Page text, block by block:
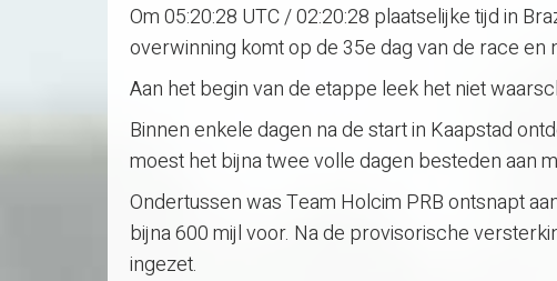
Om 05:20:28 UTC / 02:20:28 plaatselijke tijd in
overwinning komt op de 35e dag van de race
Aan het begin van de etappe leek het niet
Binnen enkele dagen na de start in Kaapstad
moest het bijna twee volle dagen besteden aan
Ondertussen was Team Holcim PRB ontsnapt
bijna 600 mijl voor. Na de provisorische
ingezet.